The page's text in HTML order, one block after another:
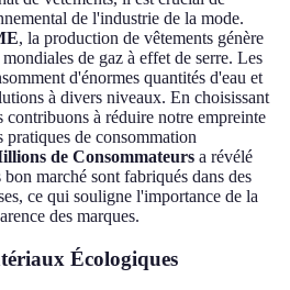
de l'industrie de la mode.
, la production de vêtements génère
de gaz à effet de serre. Les
d'énormes quantités d'eau et
à divers niveaux. En choisissant
contribuons à réduire notre empreinte
de consommation
de Consommateurs a révélé
marché sont fabriqués dans des
ce qui souligne l'importance de la
des marques.
Écologiques